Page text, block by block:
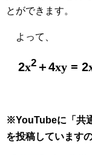
とができます。
よって、
2x2 ＋4xy = 2
※YouTubeに「共
を投稿しています